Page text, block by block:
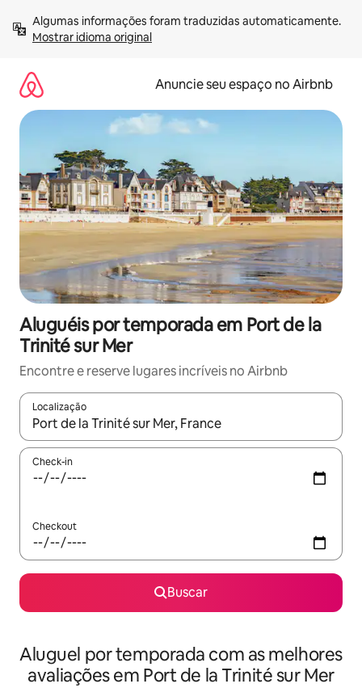
para
Mostrar idioma original
Anuncie seu espaço no Airbnb
Aluguéis por temporada em Port de la
Trinité sur Mer
Encontre e reserve lugares incríveis no Airbnb
Localização
Quando os resultados estiverem disponíveis, explore-os
Check-in
Checkout
Buscar
Aluguel por temporada com as melhores
avaliações em Port de la Trinité sur Mer